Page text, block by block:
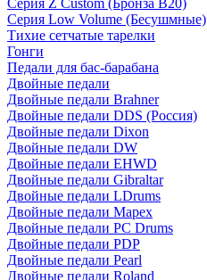
Серия Z Custom (Бронза B20)
Серия Low Volume (Бесушмные)
Тихие сетчатые тарелки
Гонги
Педали для бас-барабана
Двойные педали
Двойные педали Brahner
Двойные педали DDS (Россия)
Двойные педали Dixon
Двойные педали DW
Двойные педали EHWD
Двойные педали Gibraltar
Двойные педали LDrums
Двойные педали Mapex
Двойные педали PC Drums
Двойные педали PDP
Двойные педали Pearl
Двойные педали Roland